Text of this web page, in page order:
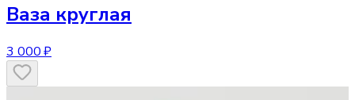
Ваза круглая
3 000 ₽